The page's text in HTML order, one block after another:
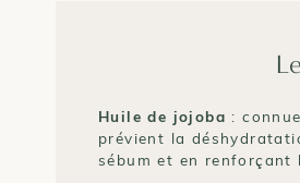
Huile de jojoba :
prévient la
sébum et en renforçant